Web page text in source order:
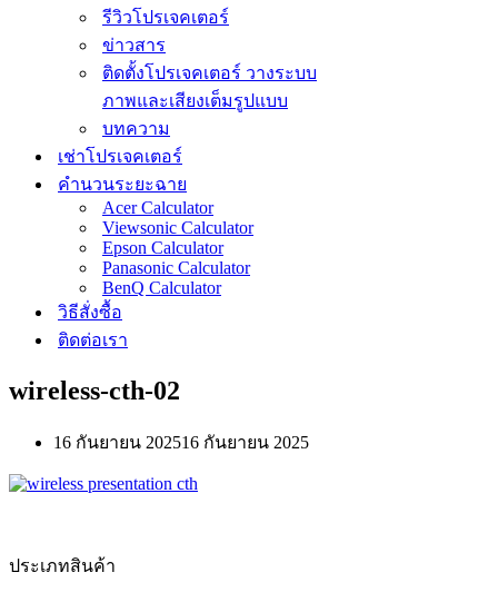
รีวิวโปรเจคเตอร์
ข่าวสาร
ติดตั้งโปรเจคเตอร์ วางระบบ
ภาพและเสียงเต็มรูปแบบ
บทความ
เช่าโปรเจคเตอร์
คำนวนระยะฉาย
Acer Calculator
Viewsonic Calculator
Epson Calculator
Panasonic Calculator
BenQ Calculator
วิธีสั่งซื้อ
ติดต่อเรา
wireless-cth-02
16 กันยายน 202516 กันยายน 2025
ประเภทสินค้า